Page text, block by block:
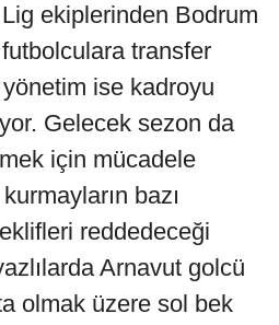
ekiplerinden Bodrum
transfer
ise kadroyu
Gelecek sezon da
için mücadele
bazı
reddedeceği
Arnavut golcü
olmak üzere sol bek